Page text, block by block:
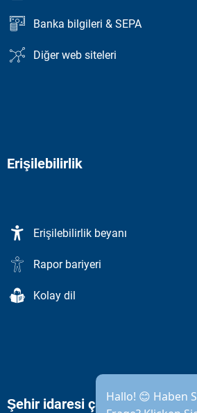
Banka bilgileri & SEPA
Diğer web siteleri
Erişilebilirlik
Erişilebilirlik beyanı
Rapor bariyeri
Kolay dil
Hallo! 😊 Haben
Şehir idaresi çalışma saatleri